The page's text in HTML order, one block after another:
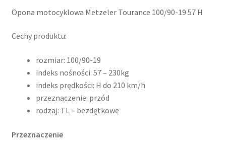
Opona motocyklowa Metzeler Tourance 100/90-19 57 H
Cechy produktu:
rozmiar: 100/90-19
indeks nośności: 57 – 230kg
indeks prędkości: H do 210 km/h
przeznaczenie: przód
rodzaj: TL – bezdętkowe
Przeznaczenie